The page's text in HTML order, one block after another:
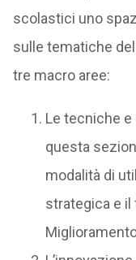
scolastici uno
sulle tematiche
tre macro aree:
Le tecniche
questa
modalità di
strategica e il